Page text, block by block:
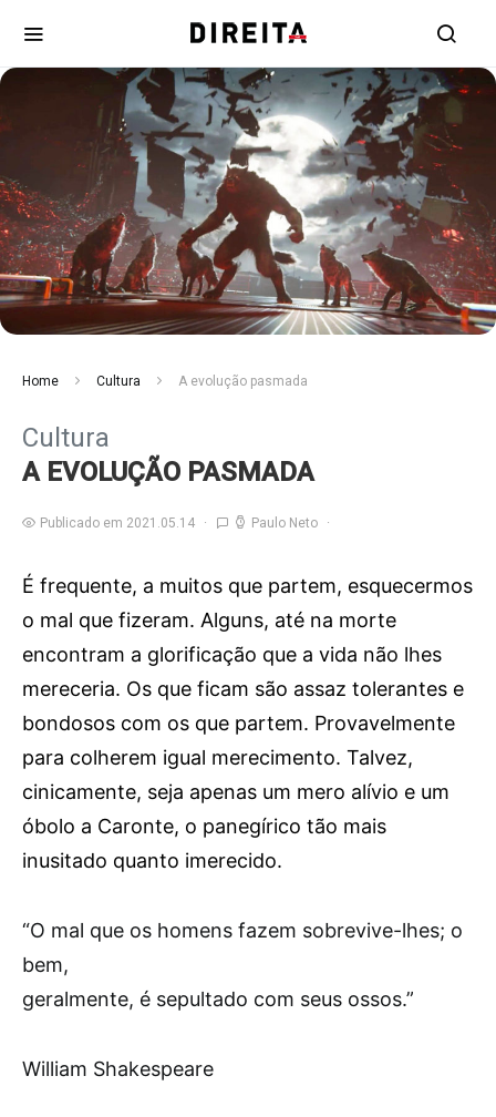
Home Cultura A evolução pasmada
Cultura
A EVOLUÇÃO PASMADA
Publicado em 2021.05.14 Paulo Neto
É frequente, a muitos que partem, esquecermos
o mal que fizeram. Alguns, até na morte
encontram a glorificação que a vida não lhes
mereceria. Os que ficam são assaz tolerantes e
bondosos com os que partem. Provavelmente
para colherem igual merecimento. Talvez,
cinicamente, seja apenas um mero alívio e um
óbolo a Caronte, o panegírico tão mais
inusitado quanto imerecido.
“O mal que os homens fazem sobrevive-lhes; o
bem,
geralmente, é sepultado com seus ossos.”
William Shakespeare